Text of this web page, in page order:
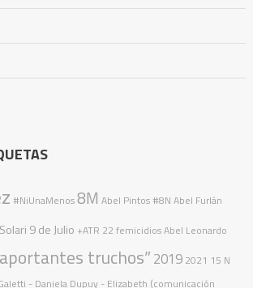
#NiUnaMenos8M Abel Pintos #8N Abel Furlán
9 de Julio +ATR 22 femicidiosAbel Leonardo
truchos”2019 2021 15 N
- Daniela Dupuy - Elizabeth (comunicación